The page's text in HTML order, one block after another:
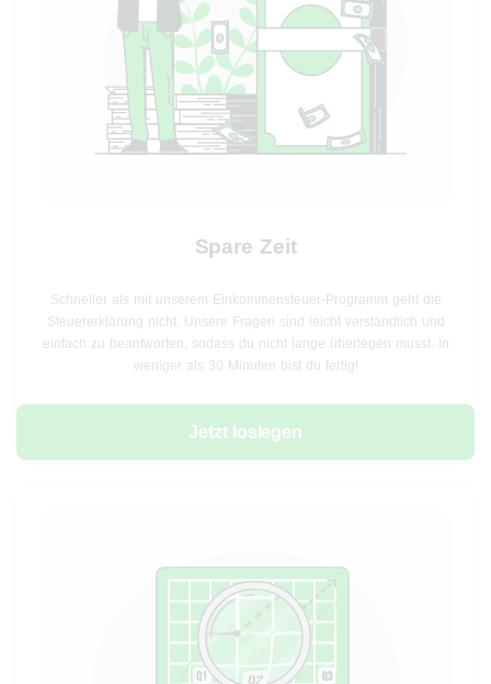
Spare Zeit
Schneller als mit unserem Einkommensteuer-Programm geht die
Steuererklärung nicht. Unsere Fragen sind leicht verständlich und
einfach zu beantworten, sodass du nicht lange überlegen musst. In
weniger als 30 Minuten bist du fertig!
Jetzt loslegen